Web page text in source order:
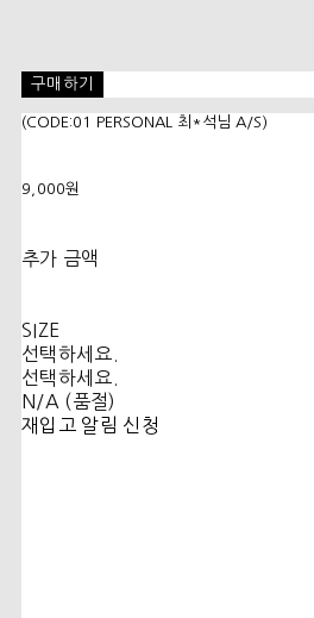
구매하기
(CODE:01 PERSONAL 최*석님 A/S)
9,000원
추가 금액
SIZE
선택하세요.
선택하세요.
N/A (품절)
재입고 알림 신청